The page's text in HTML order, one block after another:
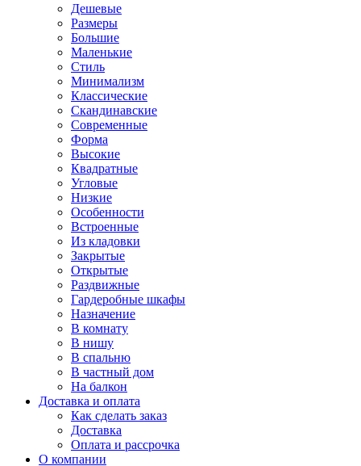
Дешевые
Размеры
Большие
Маленькие
Стиль
Минимализм
Классические
Скандинавские
Современные
Форма
Высокие
Квадратные
Угловые
Низкие
Особенности
Встроенные
Из кладовки
Закрытые
Открытые
Раздвижные
Гардеробные шкафы
Назначение
В комнату
В нишу
В спальню
В частный дом
На балкон
Доставка и оплата
Как сделать заказ
Доставка
Оплата и рассрочка
О компании